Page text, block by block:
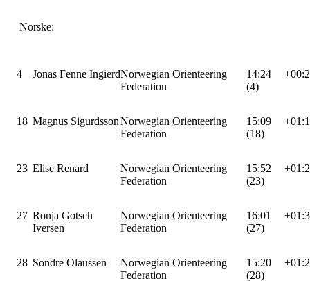
Norske:
4 Jonas Fenne IngierdNorwegian Orienteering
Federation
14:24
(4)
18 Magnus SigurdssonNorwegian Orienteering
Federation
15:09
(18)
23 Elise Renard
Norwegian Orienteering
Federation
15:52
(23)
27 Ronja Gotsch
Iversen
Norwegian Orienteering
Federation
16:01
(27)
28 Sondre Olaussen
Norwegian Orienteering
Federation
15:20
(28)